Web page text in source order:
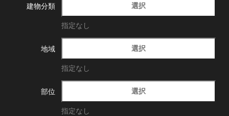
建物分類 選択
指定なし
地域 選択
指定なし
部位 選択
指定なし